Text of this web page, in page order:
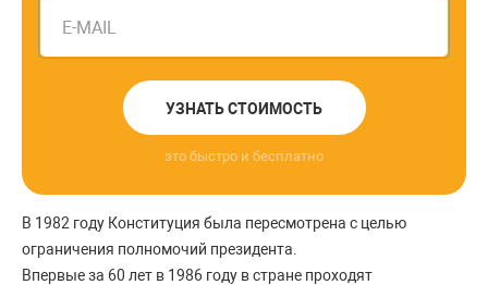
E-MAIL
УЗНАТЬ СТОИМОСТЬ
это быстро и бесплатно
В 1982 году Конституция была пересмотрена с целью
ограничения полномочий президента.
Впервые за 60 лет в 1986 году в стране проходят